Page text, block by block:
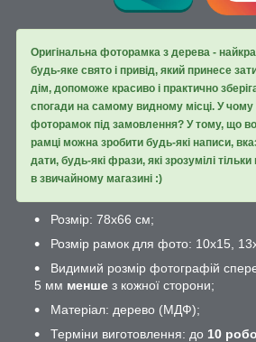
Оригінальна фоторамка з дерева -
будь-яке свято і привід, який принесе
дім, допоможе красиво і практично
спогади на самому видному місці. У
фоторамок під замовлення? У тому, що
рамці можна зробити будь-які написи,
дати, будь-які фрази, які зрозумілі
в звичайному магазині :)
Розмір: 78х66 см;
Розмір рамок для фото: 10х15,
Видимий розмір фотографій
5 мм менше з кожної сторони;
Матеріал: дерево (МДФ);
Терміни виготовлення: до 10